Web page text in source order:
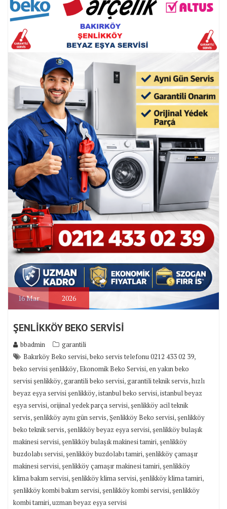
16Mar 2026
ŞENLİKKÖY BEKO SERVİSİ
bbadmin
garantili
Bakırköy Beko servisi,beko servis telefonu 0212 433 02 39,
beko servisi şenlikköy,Ekonomik Beko Servisi,en yakın beko
servisi şenlikköy,garantili beko servisi,garantili teknik servis,hızlı
beyaz eşya servisi şenlikköy,istanbul beko servisi,istanbul beyaz
eşya servisi,orijinal yedek parça servisi,şenlikköy acil teknik
servis,şenlikköy aynı gün servis,Şenlikköy Beko servisi,şenlikköy
beko teknik servis,şenlikköy beyaz eşya servisi,şenlikköy bulaşık
makinesi servisi,şenlikköy bulaşık makinesi tamiri,şenlikköy
buzdolabı servisi,şenlikköy buzdolabı tamiri,şenlikköy çamaşır
makinesi servisi,şenlikköy çamaşır makinesi tamiri,şenlikköy
klima bakım servisi,şenlikköy klima servisi,şenlikköy klima tamiri,
şenlikköy kombi bakım servisi,şenlikköy kombi servisi,şenlikköy
kombi tamiri,uzman beyaz eşya servisi